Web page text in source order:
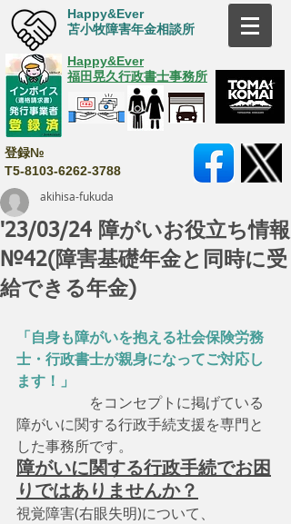
Happy&Ever
苫小牧障害年金相談所
Happy&Ever
福田晃久行政書士事務所
登録№
T5-8103-6262-3788
'23/03/24 障がいお役立ち情報
№42(障害基礎年金と同時に受
給できる年金)
akihisa-fukuda
「自身も障がいを抱える社会保険労務
士・行政書士が親身になってご対応し
ます！」
をコンセプトに掲げている
障がいに関する行政手続支援を専門と
した事務所です。
障がいに関する行政手続でお困
りではありませんか？
視覚障害(右眼失明)について、